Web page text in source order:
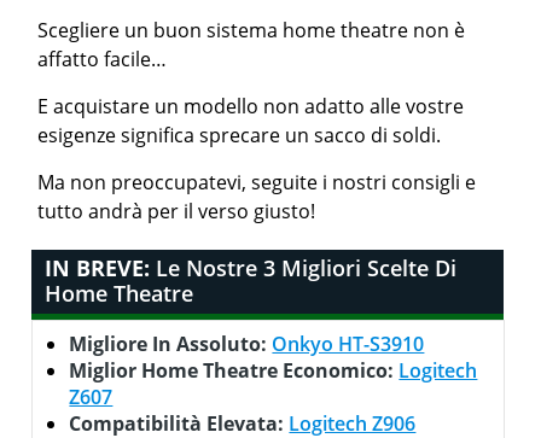
Scegliere un buon sistema home theatre non è
affatto facile…
E acquistare un modello non adatto alle vostre
esigenze significa sprecare un sacco di soldi.
Ma non preoccupatevi, seguite i nostri consigli e
tutto andrà per il verso giusto!
IN BREVE: Le Nostre 3 Migliori Scelte Di
Home Theatre
Migliore In Assoluto: Onkyo HT-S3910
Miglior Home Theatre Economico: Logitech
Z607
Compatibilità Elevata: Logitech Z906